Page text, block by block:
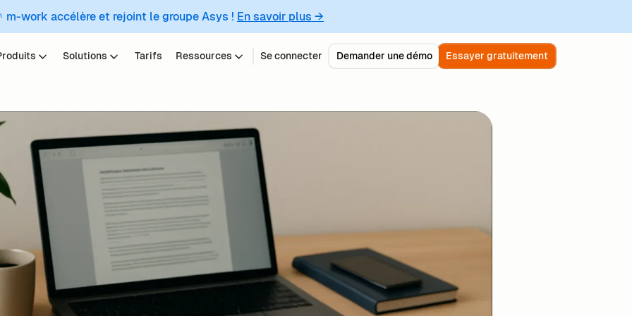
m-work accélère et rejoint le groupe Asys ! En savoir plus →
Solutions Tarifs Ressources Se connecter Demander une démo Essayer gratuitement